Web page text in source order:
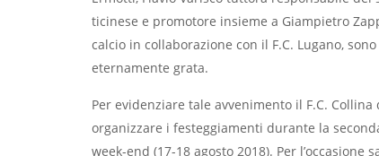
ticinese e promotore insieme a Giampietro
calcio in collaborazione con il F.C. Lugano,
eternamente grata.
Per evidenziare tale avvenimento il F.C.
organizzare i festeggiamenti durante la
week-end (17-18 agosto 2018). Per